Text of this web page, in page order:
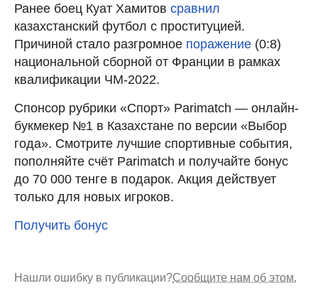
Ранее боец Куат Хамитов сравнил
казахстанский футбол с проституцией.
Причиной стало разгромное поражение (0:8)
национальной сборной от Франции в рамках
квалификации ЧМ-2022.
Спонсор рубрики «Спорт» Parimatch — онлайн-
букмекер №1 в Казахстане по версии «Выбор
года». Смотрите лучшие спортивные события,
пополняйте счёт Parimatch и получайте бонус
до 70 000 тенге в подарок. Акция действует
только для новых игроков.
Получить бонус
Нашли ошибку в публикации?Сообщите нам об этом.